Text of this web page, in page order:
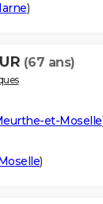
)
(67 ans)
et-Moselle
)